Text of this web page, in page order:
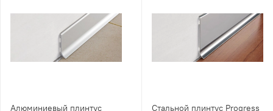
Алюминиевый плинтус
Стальной плинтус Progress